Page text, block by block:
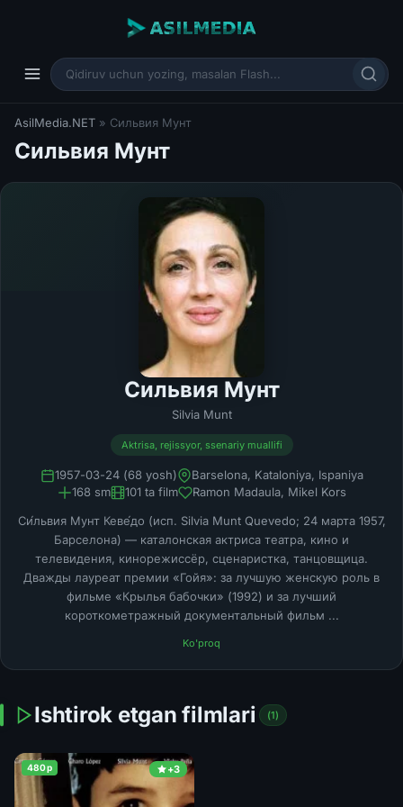
AsilMedia.NET » Сильвия Мунт
Сильвия Мунт
Сильвия Мунт
Silvia Munt
Aktrisa, rejissyor, ssenariy muallifi
1957-03-24 (68 yosh)
Barselona, ​​Kataloniya, Ispaniya
168 sm
101 ta film
Ramon Madaula, Mikel Kors
Си́львия Мунт Кеве́до (исп. Silvia Munt Quevedo; 24 марта 1957,
Барселона) — каталонская актриса театра, кино и
телевидения, кинорежиссёр, сценаристка, танцовщица.
Дважды лауреат премии «Гойя»: за лучшую женскую роль в
фильме «Крылья бабочки» (1992) и за лучший
короткометражный документальный фильм ...
Ko'proq
Ishtirok etgan filmlari (1)
+3
480p